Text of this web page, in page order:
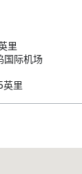
里
国际机场
英里